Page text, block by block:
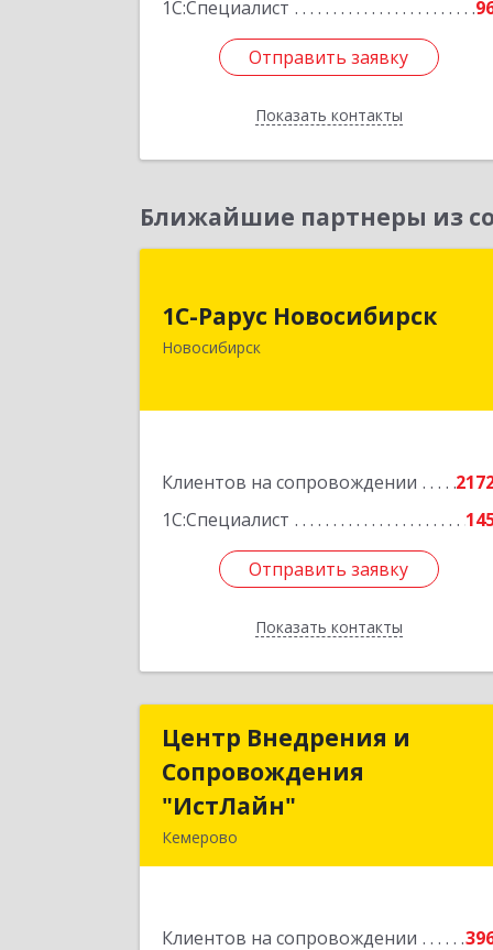
1С:Специалист
Отправить заявку
Показать контакты
Отправить заявку
Назад
Ближайшие партнеры из
1С-Рарус Новосибирск
Новосибирск
Клиентов на сопровождении
1С:Специалист
Отправить заявку
Показать контакты
630015, Новосибирская обл,
Новосибирск г, Планетная ул, дом №
Отправить заявку
Назад
Центр Внедрения и
Сопровождения
"ИстЛайн"
Кемерово
Клиентов на сопровождении
Центр Внедрения и
Сопровождения
этаж 3, пом.2,